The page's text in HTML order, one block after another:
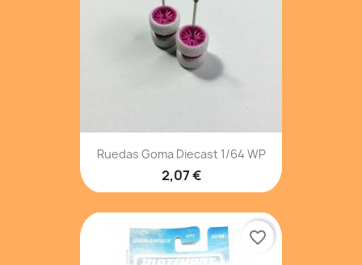
Ruedas Goma Diecast 1/64 WP
2,07 €
favorite_border